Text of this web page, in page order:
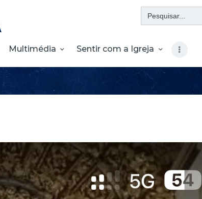
Search
for:
Multimédia Sentir com a Igreja